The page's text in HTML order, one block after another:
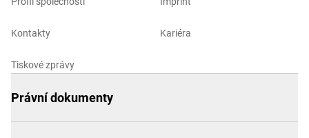
Kontakty
Tiskové zprávy
Kariéra
Právní dokumenty